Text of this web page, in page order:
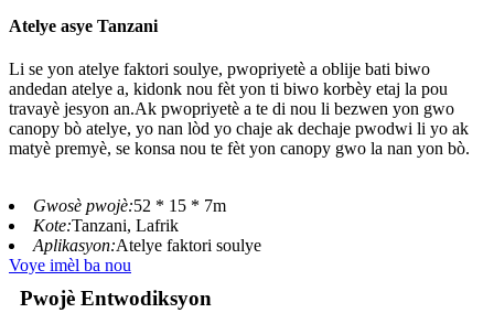
Atelye asye Tanzani
Li se yon atelye faktori soulye, pwopriyetè a oblije bati biwo
andedan atelye a, kidonk nou fèt yon ti biwo korbèy etaj la pou
travayè jesyon an.Ak pwopriyetè a te di nou li bezwen yon gwo
canopy bò atelye, yo nan lòd yo chaje ak dechaje pwodwi li yo ak
matyè premyè, se konsa nou te fèt yon canopy gwo la nan yon bò.
Gwosè pwojè:52 * 15 * 7m
Kote:Tanzani, Lafrik
Aplikasyon:Atelye faktori soulye
Voye imèl ba nou
Pwojè Entwodiksyon